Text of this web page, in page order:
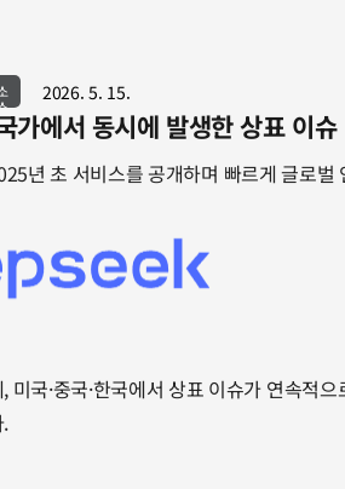
2026. 5. 15.
가에서 동시에 발생한 상표 이슈
년 초 서비스를 공개하며 빠르게 글로벌
국·중국·한국에서 상표 이슈가 연속적